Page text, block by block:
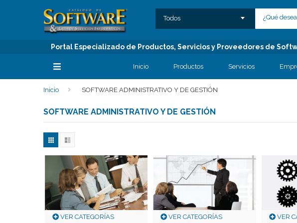
SECCIONES Close menu
Todos
Portal Especializado de Productos, Servicios y Proveedores de
SECCIONES
Inicio Productos Servicios
Inicio SOFTWARE ADMINISTRATIVO Y DE GESTIÓN
SOFTWARE ADMINISTRATIVO Y DE GESTIÓN
VER CATEGORÍAS VER CATEGORÍAS VER